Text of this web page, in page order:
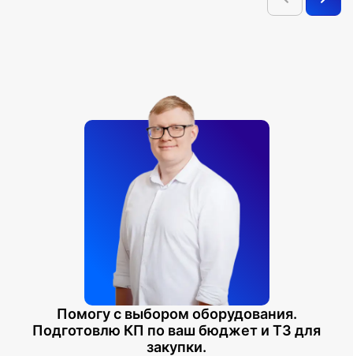
Помогу с выбором оборудования.
Подготовлю КП по ваш бюджет и ТЗ для
закупки.